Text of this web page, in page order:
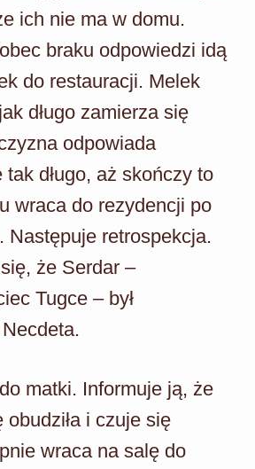
ich nie ma w domu.
braku odpowiedzi idą
do restauracji. Melek
długo zamierza się
odpowiada
długo, aż skończy to
wraca do rezydencji po
Następuje retrospekcja.
że Serdar –
Tugce – był
matki. Informuje ją, że
i czuje się
wraca na salę do